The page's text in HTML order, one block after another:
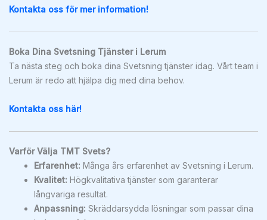
Kontakta oss för mer information!
Boka Dina Svetsning Tjänster i Lerum
Ta nästa steg och boka dina Svetsning tjänster idag. Vårt team i
Lerum är redo att hjälpa dig med dina behov.
Kontakta oss här!
Varför Välja TMT Svets?
Erfarenhet: Många års erfarenhet av Svetsning i Lerum.
Kvalitet: Högkvalitativa tjänster som garanterar
långvariga resultat.
Anpassning: Skräddarsydda lösningar som passar dina